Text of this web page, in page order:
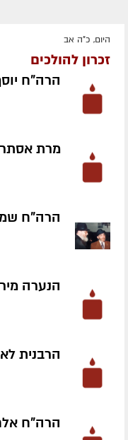
היום, כ"ה אב
זכרון להולכים
הרה"ח
מרת
הרה"ח
הנערה
הרבנית
הרה"ח